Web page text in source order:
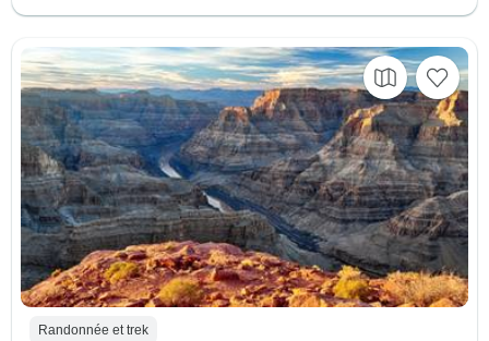
Randonnée et trek